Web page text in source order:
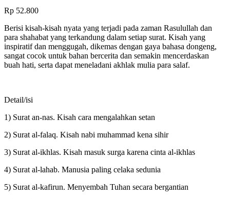
Rp 52.800
Berisi kisah-kisah nyata yang terjadi pada zaman Rasulullah dan
para shahabat yang terkandung dalam setiap surat. Kisah yang
inspiratif dan menggugah, dikemas dengan gaya bahasa dongeng,
sangat cocok untuk bahan bercerita dan semakin mencerdaskan
buah hati, serta dapat meneladani akhlak mulia para salaf.
Detail/isi
1) Surat an-nas. Kisah cara mengalahkan setan
2) Surat al-falaq. Kisah nabi muhammad kena sihir
3) Surat al-ikhlas. Kisah masuk surga karena cinta al-ikhlas
4) Surat al-lahab. Manusia paling celaka sedunia
5) Surat al-kafirun. Menyembah Tuhan secara bergantian